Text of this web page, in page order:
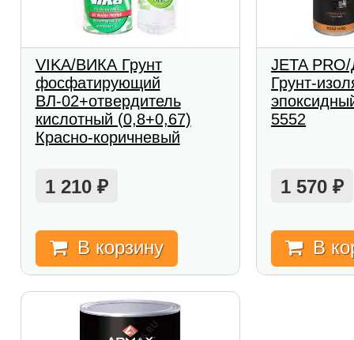
VIKA/ВИКА Грунт
фосфатирующий
ВЛ-02+отвердитель
кислотный (0,8+0,67)
Красно-коричневый
1 210 ₽
В корзину
JETA
Грунт-
5552
1 570₽
В